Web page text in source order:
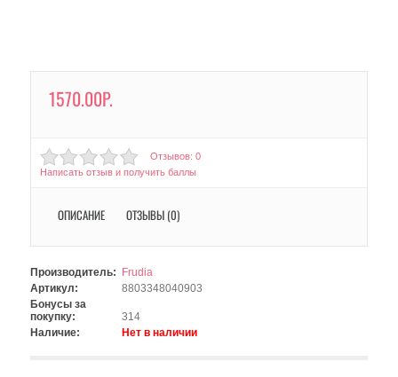
1570.00Р.
Отзывов: 0
Написать отзыв и получить баллы
ОПИСАНИЕ ОТЗЫВЫ (0)
Производитель:
Frudia
Артикул:
8803348040903
Бонусы за
покупку:
314
Наличие:
Нет в наличии